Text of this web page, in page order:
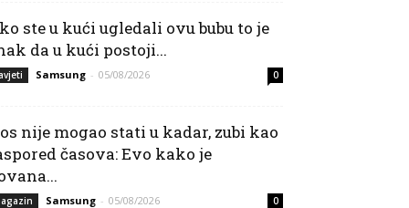
ste u kući ugledali ovu bubu to je
da u kući postoji...
Samsung - 05/08/2026 0
nije mogao stati u kadar, zubi kao
časova: Evo kako je
Samsung - 05/08/2026 0